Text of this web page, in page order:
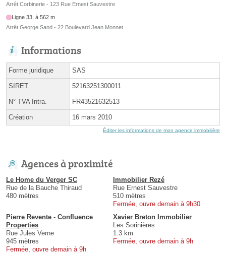
Arrêt Corbinerie - 123 Rue Ernest Sauvestre
Ligne 33, à 562 m
Arrêt George Sand - 22 Boulevard Jean Monnet
Informations
Forme juridique SAS
SIRET 52163251300011
N° TVA Intra. FR43521632513
Création 16 mars 2010
Éditer les informations de mon agence immobilière
Agences à proximité
Le Home du Verger SC
Rue de la Bauche Thiraud
480 mètres
Immobilier Rezé
Rue Ernest Sauvestre
510 mètres
Fermée, ouvre demain à 9h30
Pierre Revente - Confluence
Properties
Rue Jules Verne
945 mètres
Fermée, ouvre demain à 9h
Xavier Breton Immobilier
Les Sorinières
1.3 km
Fermée, ouvre demain à 9h